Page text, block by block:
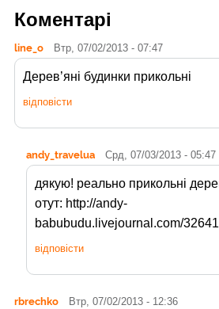
Коментарі
line_o Втр, 07/02/2013 - 07:47
Дерев’яні будинки прикольні
відповісти
andy_travelua Срд, 07/03/2013 - 05:47
дякую! реально прикольні
отут: http://andy-
babubudu.livejournal.com/
відповісти
rbrechko Втр, 07/02/2013 - 12:36